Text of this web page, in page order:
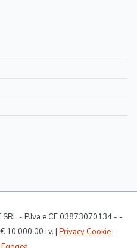
- P.Iva e CF 03873070134 - -
10.000,00 i.v. | Privacy Cookie